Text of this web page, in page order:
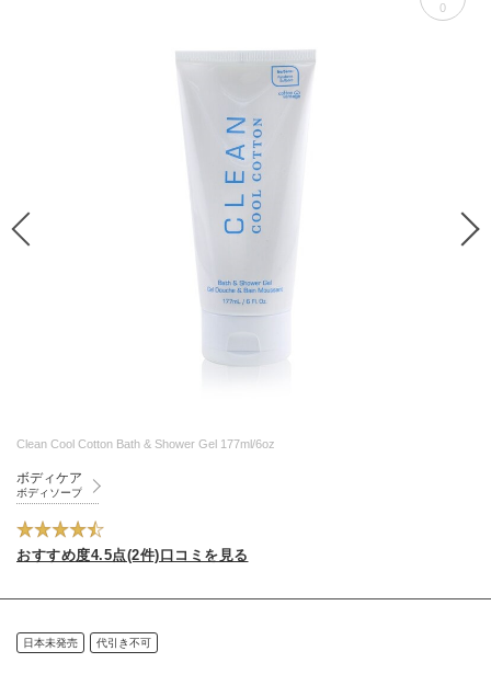
0
Clean Cool Cotton Bath & Shower Gel 177ml/6oz
ボディケア
ボディソープ
おすすめ度4.5点(2件)口コミを見る
日本未発売 代引き不可